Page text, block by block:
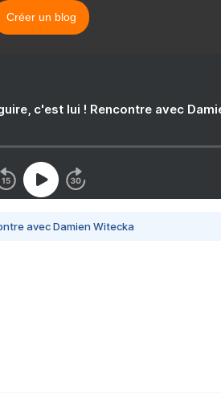
Créer un blog
c'est lui ! Rencontre avec
avec Damien Witecka